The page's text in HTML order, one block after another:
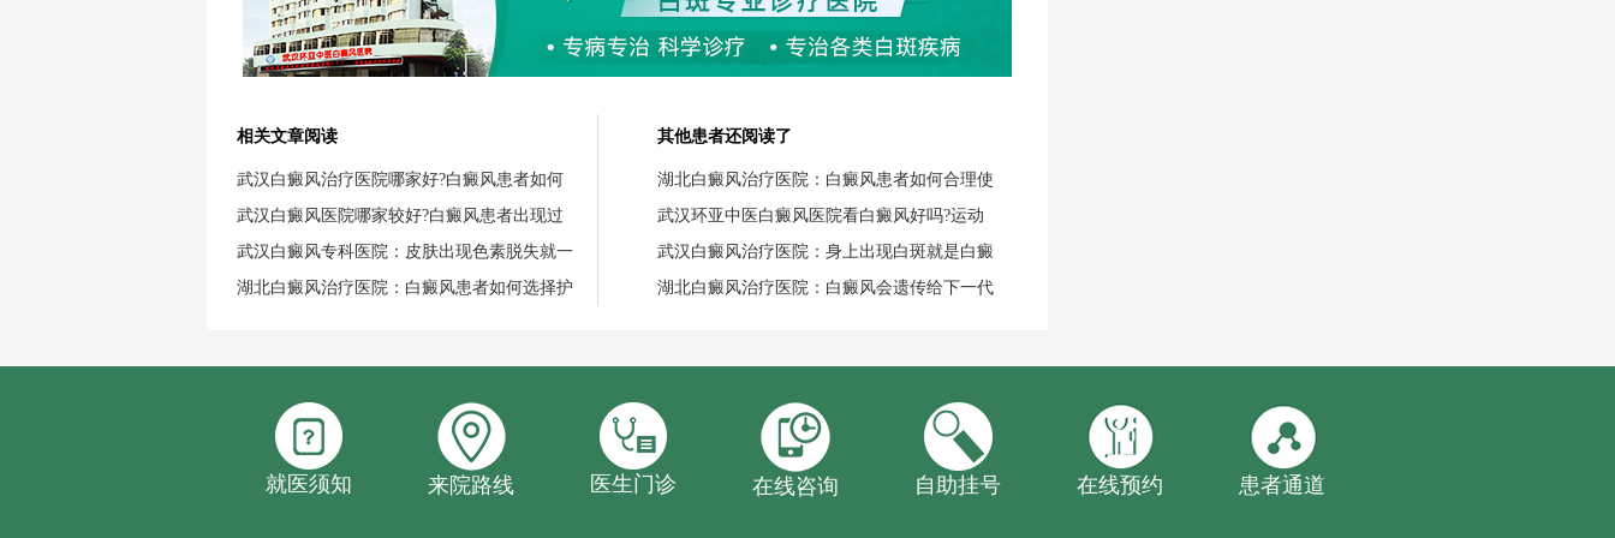
相关文章阅读
武汉白癜风治疗医院哪家好?白癜风患者如何
武汉白癜风医院哪家较好?白癜风患者出现过
武汉白癜风专科医院：皮肤出现色素脱失就一
湖北白癜风治疗医院：白癜风患者如何选择护
其他患者还阅读了
湖北白癜风治疗医院：白癜风患者如何合理使
武汉环亚中医白癜风医院看白癜风好吗?运动
武汉白癜风治疗医院：身上出现白斑就是白癜
湖北白癜风治疗医院：白癜风会遗传给下一代
就医须知 来院路线 医生门诊 在线咨询 自助挂号 在线预约 患者通道